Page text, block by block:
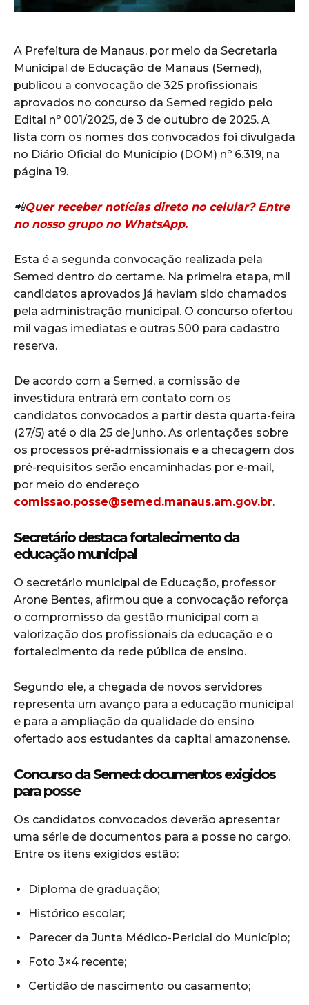
A Prefeitura de Manaus, por meio da Secretaria
Municipal de Educação de Manaus (Semed),
publicou a convocação de 325 profissionais
aprovados no concurso da Semed regido pelo
Edital nº 001/2025, de 3 de outubro de 2025. A
lista com os nomes dos convocados foi divulgada
no Diário Oficial do Município (DOM) nº 6.319, na
página 19.
📲Quer receber notícias direto no celular? Entre
no nosso grupo no WhatsApp.
Esta é a segunda convocação realizada pela
Semed dentro do certame. Na primeira etapa, mil
candidatos aprovados já haviam sido chamados
pela administração municipal. O concurso ofertou
mil vagas imediatas e outras 500 para cadastro
reserva.
De acordo com a Semed, a comissão de
investidura entrará em contato com os
candidatos convocados a partir desta quarta-feira
(27/5) até o dia 25 de junho. As orientações sobre
os processos pré-admissionais e a checagem dos
pré-requisitos serão encaminhadas por e-mail,
por meio do endereço
comissao.posse@semed.manaus.am.gov.br.
Secretário destaca fortalecimento da
educação municipal
O secretário municipal de Educação, professor
Arone Bentes, afirmou que a convocação reforça
o compromisso da gestão municipal com a
valorização dos profissionais da educação e o
fortalecimento da rede pública de ensino.
Segundo ele, a chegada de novos servidores
representa um avanço para a educação municipal
e para a ampliação da qualidade do ensino
ofertado aos estudantes da capital amazonense.
Concurso da Semed: documentos exigidos
para posse
Os candidatos convocados deverão apresentar
uma série de documentos para a posse no cargo.
Entre os itens exigidos estão:
Diploma de graduação;
Histórico escolar;
Parecer da Junta Médico-Pericial do Município;
Foto 3×4 recente;
Certidão de nascimento ou casamento;